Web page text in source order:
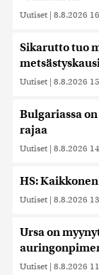
Uutiset | 8.8.2026
Sikarutto tuo
Uutiset | 8.8.2026
Bulgariassa
rajaa
Uutiset | 8.8.2026
HS:
Uutiset | 8.8.2026
Ursa on
Uutiset | 8.8.2026